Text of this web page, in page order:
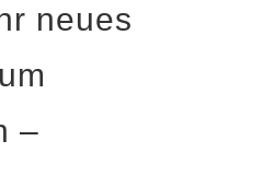
neues
–